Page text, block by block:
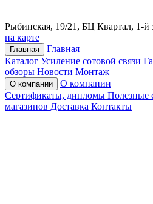
Рыбинская, 19/21, БЦ Квартал, 1-й
на карте
Главная
Главная
Каталог Усиление сотовой связи
обзоры Новости Монтаж
О компании
О компании
Сертификаты, дипломы Полезные
магазинов Доставка Контакты